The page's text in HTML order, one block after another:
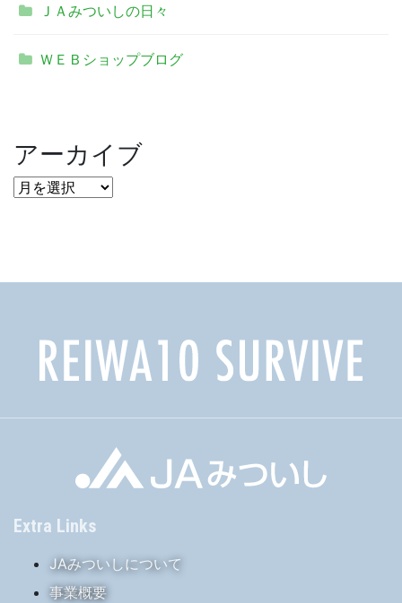
ＪＡみついしの日々
ＷＥＢショップブログ
アーカイブ
ア
Extra Links
JAみついしについて
事業概要